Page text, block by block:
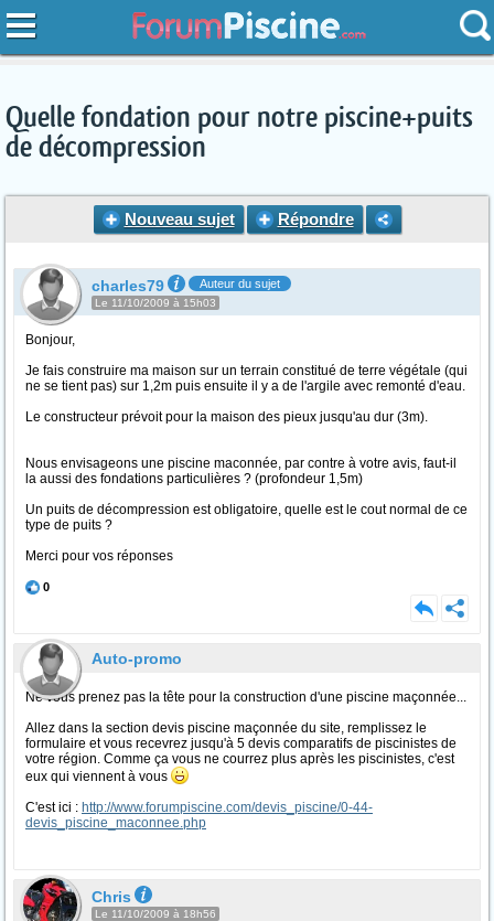
Quelle fondation pour notre piscine+puits
de décompression
Nouveau sujet Répondre
charles79 Auteur du sujet
Le 11/10/2009 à 15h03
Bonjour,
Je fais construire ma maison sur un terrain constitué de terre végétale (qui
ne se tient pas) sur 1,2m puis ensuite il y a de l'argile avec remonté d'eau.
Le constructeur prévoit pour la maison des pieux jusqu'au dur (3m).
Nous envisageons une piscine maconnée, par contre à votre avis, faut-il
la aussi des fondations particulières ? (profondeur 1,5m)
Un puits de décompression est obligatoire, quelle est le cout normal de ce
type de puits ?
Merci pour vos réponses
0
Auto-promo
Ne vous prenez pas la tête pour la construction d'une piscine maçonnée...
Allez dans la section devis piscine maçonnée du site, remplissez le
formulaire et vous recevrez jusqu'à 5 devis comparatifs de piscinistes de
votre région. Comme ça vous ne courrez plus après les piscinistes, c'est
eux qui viennent à vous
C'est ici : http://www.forumpiscine.com/devis_piscine/0-44-
devis_piscine_maconnee.php
Chris
Le 11/10/2009 à 18h56